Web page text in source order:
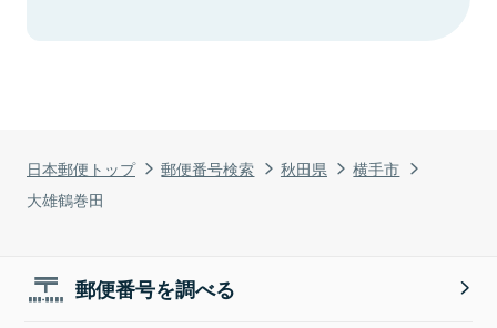
日本郵便トップ 郵便番号検索 秋田県
横手市
大雄鶴巻田
郵便番号を調べる